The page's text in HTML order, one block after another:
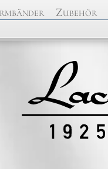
Zubehör